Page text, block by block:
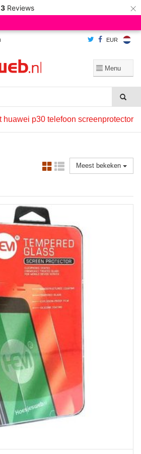
Reviews ×
EUR
huawei p30 telefoon screenprotector
Meest bekeken
website te verbeteren. Is dat akkoord?
Ja